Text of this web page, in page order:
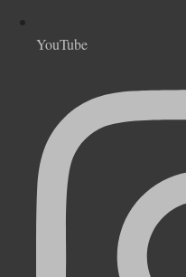
YouTube